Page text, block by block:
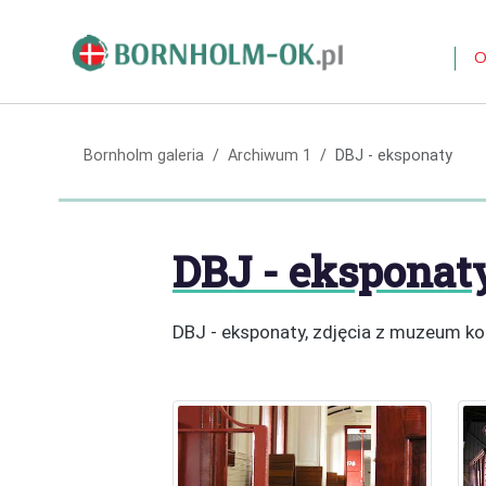
Bornholm galeria Archiwum 1 DBJ - eksponaty
DBJ -
DBJ - eksponaty, zdjęcia z muzeum